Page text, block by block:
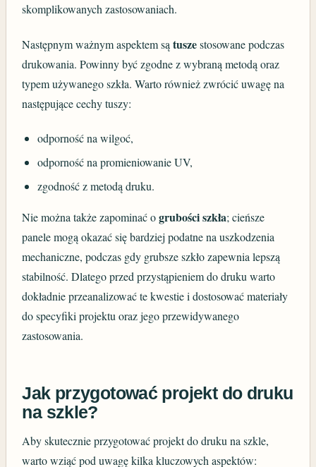
skomplikowanych zastosowaniach.
Następnym ważnym aspektem sątuszestosowane podczas
drukowania. Powinny być zgodne z wybraną metodą oraz
typem używanego szkła. Warto również zwrócić uwagę na
następujące cechy tuszy:
odporność na wilgoć,
odporność na promieniowanie UV,
zgodność z metodą druku.
Nie można także zapominać ogrubości szkła; cieńsze
panele mogą okazać się bardziej podatne na uszkodzenia
mechaniczne, podczas gdy grubsze szkło zapewnia lepszą
stabilność. Dlatego przed przystąpieniem do druku warto
dokładnie przeanalizować te kwestie i dostosować materiały
do specyfiki projektu oraz jego przewidywanego
zastosowania.
Jak przygotować projekt do druku
na szkle?
Aby skutecznie przygotować projekt do druku na szkle,
warto wziąć pod uwagę kilka kluczowych aspektów: